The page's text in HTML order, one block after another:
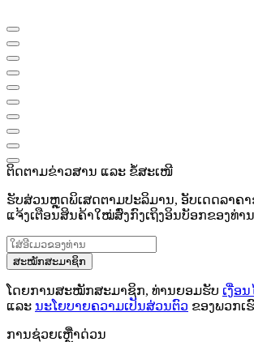
ຕິດຕາມຂ່າວສານ ແລະ ຂໍ້ສະເໜີ
ຮັບສ່ວນຫຼຸດພິເສດຕາມປະລິມານ, ອັບເດດລາຄ
ແຈ້ງເຕືອນສິນຄ້າໃໝ່ສົ່ງກົງເຖິງອິນບັອກຂອງທ່າ
ສະໝັກສະມາຊິກ
ໂດຍການສະໝັກສະມາຊິກ, ທ່ານຍອມຮັບ ເງື່ອ
ແລະ ນະໂຍບາຍຄວາມເປັນສ່ວນຕົວ ຂອງພວກເ
ການຊ່ວຍເຫຼືໍາດ່ວນ